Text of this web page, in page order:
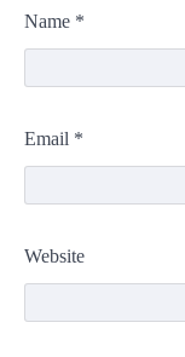
Name *
Email *
Website